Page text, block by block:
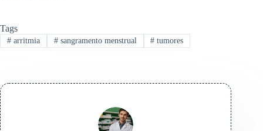
Tags
#arritmia #sangramento menstrual # tumores